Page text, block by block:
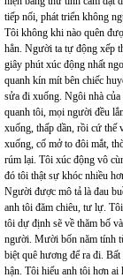
tiếp nối, phát triển không
Tôi không khi nào quên
hẳn. Người ta tự động xếp
giây phút xúc động nhất
quanh kín mít bên chiếc
sửa đi xuống. Ngôi nhà
quanh tôi, mọi người đều
xuống, thấp dần, rồi cứ
xuống, cố mở to đôi mắt,
rúm lại. Tôi xúc động vô
đó tôi thật sự khóc nhiều
Người được mô tả là đau
anh tôi đăm chiêu, tư lự.
tôi dự định sẽ về thăm bố
người. Mười bốn năm tính
biệt quê hương để ra đi.
hận. Tôi hiểu anh tôi hơn